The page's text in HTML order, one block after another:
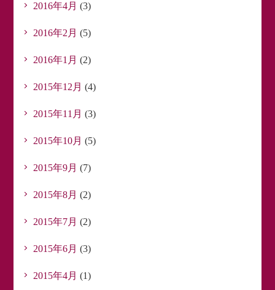
2016年4月 (3)
2016年2月 (5)
2016年1月 (2)
2015年12月 (4)
2015年11月 (3)
2015年10月 (5)
2015年9月 (7)
2015年8月 (2)
2015年7月 (2)
2015年6月 (3)
2015年4月 (1)